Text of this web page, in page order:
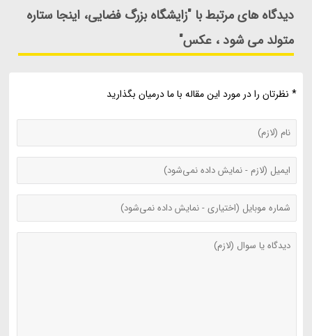
دیدگاه های مرتبط با "زایشگاه بزرگ فضایی، اینجا ستاره
متولد می شود ، عکس"
* نظرتان را در مورد این مقاله با ما درمیان بگذارید